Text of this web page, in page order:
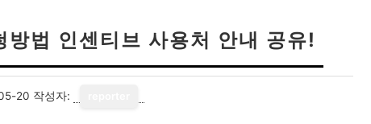
방법 인센티브 사용처 안내 공유!
20 작성자: